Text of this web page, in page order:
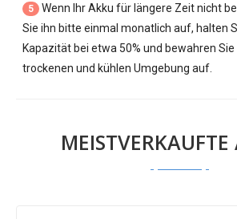
5
Wenn Ihr Akku für längere Zeit nicht
Sie ihn bitte einmal monatlich auf, halten
Kapazität bei etwa 50% und bewahren
trockenen und kühlen Umgebung auf.
MEISTVERKAUFTE